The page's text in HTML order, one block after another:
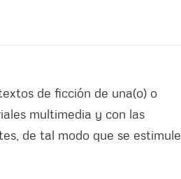
de ficción de una(o) o
multimedia y con las
de tal modo que se estimule